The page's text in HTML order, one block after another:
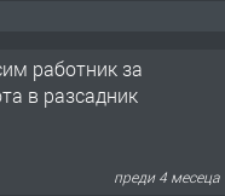
работник за
в разсадник
преди 4 месеца